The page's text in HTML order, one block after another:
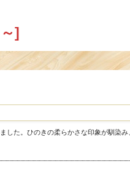
小学校
]
した。ひのきの柔らかさな印象が馴染